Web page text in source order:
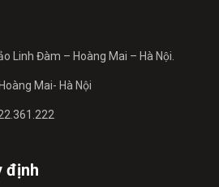
Linh Đàm – Hoàng Mai – Hà Nội.
Mai- Hà Nội
định